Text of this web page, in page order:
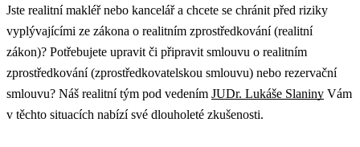
Jste realitní makléř nebo kancelář a chcete se chránit před riziky
vyplývajícími ze zákona o realitním zprostředkování (realitní
zákon)? Potřebujete upravit či připravit smlouvu o realitním
zprostředkování (zprostředkovatelskou smlouvu) nebo rezervační
smlouvu? Náš realitní tým pod vedením JUDr. Lukáše Slaniny Vám
v těchto situacích nabízí své dlouholeté zkušenosti.